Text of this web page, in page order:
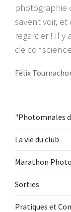
photographie
savent voir,
regarder ! Il y
de
Félix
"Photomnales
La vie du club
Marathon Photo
Sorties
Pratiques et